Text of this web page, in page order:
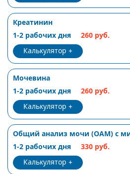
Креатинин
1-2 рабочих дня
260 руб.
Калькулятор
Мочевина
1-2 рабочих дня
260 руб.
Калькулятор
Общий анализ мочи (ОАМ) с
1-2 рабочих дня
330 руб.
Калькулятор